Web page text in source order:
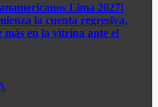
Lima 2027!
la cuenta regresiva,
más en la vitrina ante el